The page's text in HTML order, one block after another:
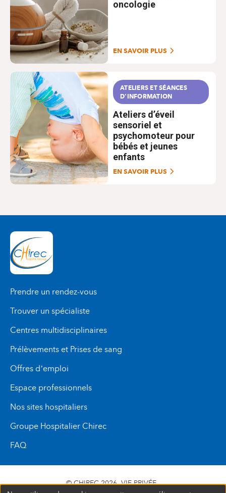
oncologie
EN SAVOIR PLUS
ATELIERS ET SÉANCES
D'INFORMATION
Ateliers d’éveil
sensoriel et
psychomoteur pour
bébés et jeunes
enfants
EN SAVOIR PLUS
Prendre un rendez-vous
Trouver un spécialiste
Centres multidisciplinaires
Prélèvements et Prises de sang
Offres d’emploi
Espace professionnels
Nos sites hospitaliers
Groupe Hospitalier Chirec
FAQ
© CHIREC 2026 VIE PRIVÉE